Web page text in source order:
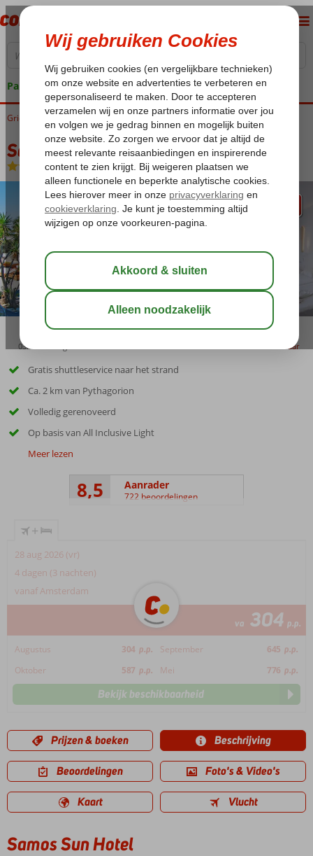
Pakketgarantie
Home
Griekenland Samos Pythagorion Samos Sun Hotel
Samos Sun Hotel
All Inclusive-Hotel
03:15 bewaar
Gratis shuttleservice naar het strand
Ca. 2 km van Pythagorion
Volledig gerenoveerd
Op basis van All Inclusive Light
Meer lezen
8,5 Aanrader
722 beoordelingen
+
28 aug 2026 (vr)
4 dagen (3 nachten)
vanaf Amsterdam
va 304 p.p.
Augustus 304 p.p. September 645 p.p.
Oktober
587 p.p. Mei 776 p.p.
Bekijk beschikbaarheid
Prijzen & boeken Beschrijving
Beoordelingen Foto's & Video's
Kaart Vlucht
Samos Sun Hotel